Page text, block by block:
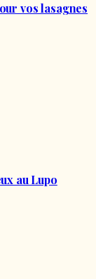
vos lasagnes
au Lupo